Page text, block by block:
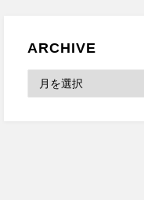
ARCHIVE
Archive